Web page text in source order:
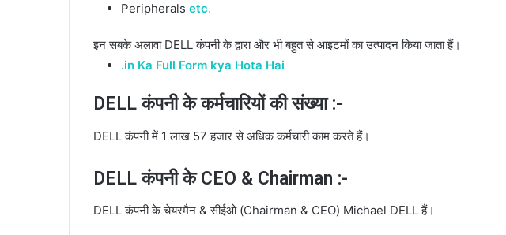
Peripherals etc.
इन सबके अलावा DELL कंपनी के द्वारा और भी बहुत से आइटमों का उत्पादन किया जाता हैं।
.in Ka Full Form kya Hota Hai
DELL कंपनी के कर्मचारियों की संख्या :-
DELL कंपनी में 1 लाख 57 हजार से अधिक कर्मचारी काम करते हैं।
DELL कंपनी के CEO & Chairman :-
DELL कंपनी के चेयरमैन & सीईओ (Chairman & CEO) Michael DELL हैं।